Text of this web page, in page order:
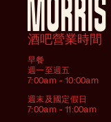
酒吧營業時間
早餐
週一至週五
7:00am - 10:00am
週末及國定假日
7:00am - 11:00am